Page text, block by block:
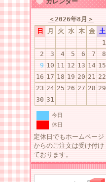
＜2026年8月 ＞
日
月 火 水 木 金 土
1
2
3 4 5 6 7
8
9 10 11 12 13 14 15
16 17 18 19 20 21 22
23 24 25 26 27 28 29
30 31
今日
休日
定休日でもホームページ
からのご注文は受け付け
ております。